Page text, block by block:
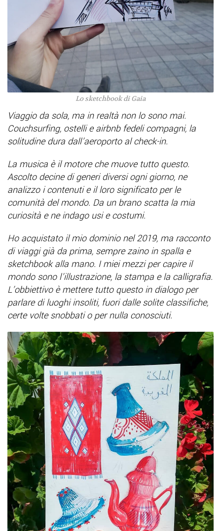
Lo sketchbook di Gaia
Viaggio da sola, ma in realtà non lo sono mai.
Couchsurfing, ostelli e airbnb fedeli compagni, la
solitudine dura dall’aeroporto al check-in.
La musica è il motore che muove tutto questo.
Ascolto decine di generi diversi ogni giorno, ne
analizzo i contenuti e il loro significato per le
comunità del mondo. Da un brano scatta la mia
curiosità e ne indago usi e costumi.
Ho acquistato il mio dominio nel 2019, ma racconto
di viaggi già da prima, sempre zaino in spalla e
sketchbook alla mano. I miei mezzi per capire il
mondo sono l’illustrazione, la stampa e la calligrafia.
L’obbiettivo è mettere tutto questo in dialogo per
parlare di luoghi insoliti, fuori dalle solite classifiche,
certe volte snobbati o per nulla conosciuti.